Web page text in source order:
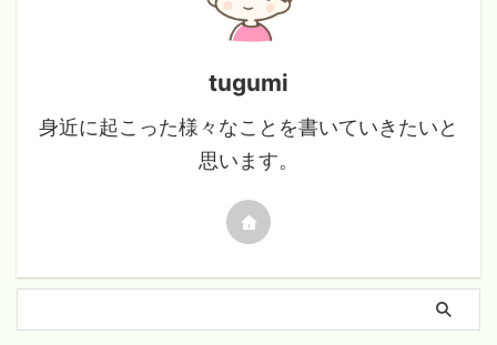
tugumi
身近に起こった様々なことを書いていきたいと
思います。